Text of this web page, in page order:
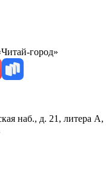
город»
наб., д. 21, литера А,